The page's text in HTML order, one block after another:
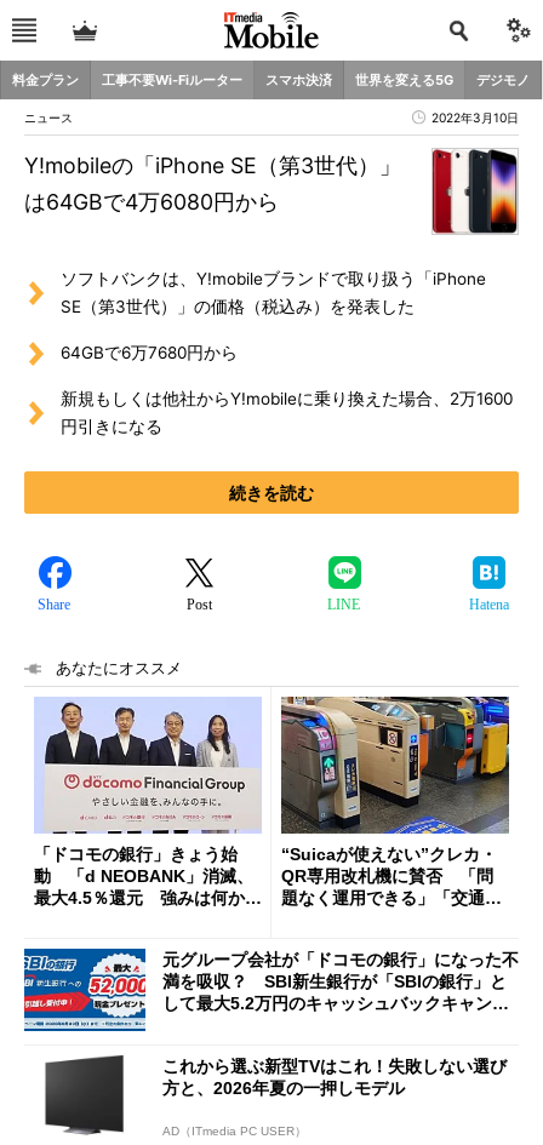
料金プラン 工事不要Wi-Fiルーター スマホ決済 世界を変える5G デジモノ
ニュース 2022年3月10日
Y!mobileの「iPhone SE（第3世代）」
は64GBで4万6080円から
ソフトバンクは、Y!mobileブランドで取り扱う「iPhone
SE（第3世代）」の価格（税込み）を発表した
64GBで6万7680円から
新規もしくは他社からY!mobileに乗り換えた場合、2万1600
円引きになる
続きを読む
Share Post LINE Hatena
あなたにオススメ
「ドコモの銀行」きょう始
動 「d NEOBANK」消滅、
最大4.5％還元 強みは何か解
“Suicaが使えない”クレカ・
QR専用改札機に賛否 「問
題なく運用できる」「交通系I
元グループ会社が「ドコモの銀行」になった不
満を吸収？ SBI新生銀行が「SBIの銀行」と
して最大5.2万円のキャッシュバックキャンペ
これから選ぶ新型TVはこれ！失敗しない選び
方と、2026年夏の一押しモデル
AD（ITmedia PC USER）